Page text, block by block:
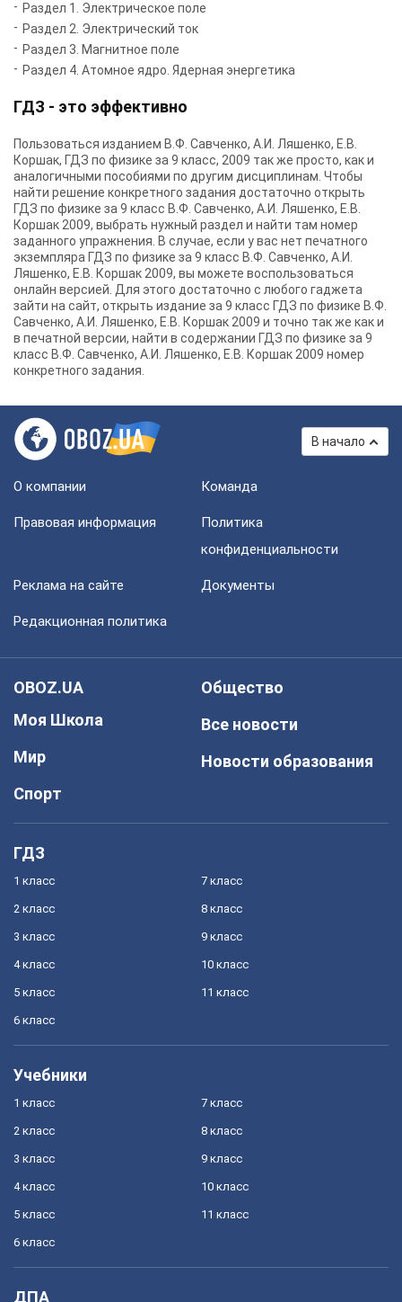
Раздел 1. Электрическое поле
Раздел 2. Электрический ток
Раздел 3. Магнитное поле
Раздел 4. Атомное ядро. Ядерная энергетика
ГДЗ - это эффективно
Пользоваться изданием В.Ф. Савченко, А.И. Ляшенко, Е.В.
Коршак, ГДЗ по физике за 9 класс, 2009 так же просто, как и
аналогичными пособиями по другим дисциплинам. Чтобы
найти решение конкретного задания достаточно открыть
ГДЗ по физике за 9 класс В.Ф. Савченко, А.И. Ляшенко, Е.В.
Коршак 2009, выбрать нужный раздел и найти там номер
заданного упражнения. В случае, если у вас нет печатного
экземпляра ГДЗ по физике за 9 класс В.Ф. Савченко, А.И.
Ляшенко, Е.В. Коршак 2009, вы можете воспользоваться
онлайн версией. Для этого достаточно с любого гаджета
зайти на сайт, открыть издание за 9 класс ГДЗ по физике В.Ф.
Савченко, А.И. Ляшенко, Е.В. Коршак 2009 и точно так же как и
в печатной версии, найти в содержании ГДЗ по физике за 9
класс В.Ф. Савченко, А.И. Ляшенко, Е.В. Коршак 2009 номер
конкретного задания.
В начало
О компании Команда
Правовая информация
Политика
конфиденциальности
Реклама на сайте Документы
Редакционная политика
OBOZ.UA
Моя Школа
Мир
Спорт
Общество
Все новости
Новости образования
ГДЗ
1 класс
2 класс
3 класс
4 класс
5 класс
6 класс
7 класс
8 класс
9 класс
10 класс
11 класс
Учебники
1 класс
2 класс
3 класс
4 класс
5 класс
6 класс
7 класс
8 класс
9 класс
10 класс
11 класс
ДПА